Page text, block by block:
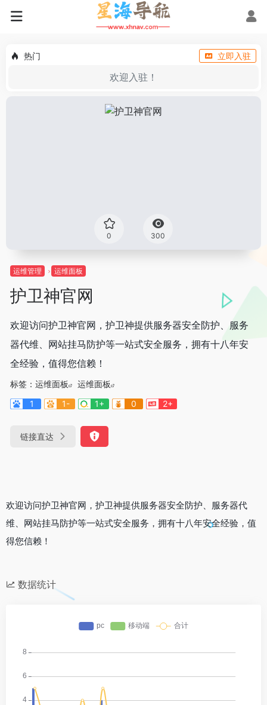
热门 立即入驻
欢迎入驻！
0 300
运维管理 运维面板
护卫神官网
欢迎访问护卫神官网，护卫神提供服务器安全防护、服务
器代维、网站挂马防护等一站式安全服务，拥有十八年安
全经验，值得您信赖！
标签： 运维面板
运维面板
1
1- 1+ 0 2+
链接直达
欢迎访问护卫神官网，护卫神提供服务器安全防护、服务器代
维、网站挂马防护等一站式安全服务，拥有十八年安全经验，值
得您信赖！
数据统计